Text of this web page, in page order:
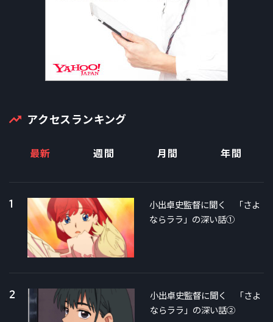
アクセスランキング
最新 週間 月間 年間
1
小出卓史監督に聞く 「さよ
ならララ」の深い話①
2
小出卓史監督に聞く 「さよ
ならララ」の深い話②